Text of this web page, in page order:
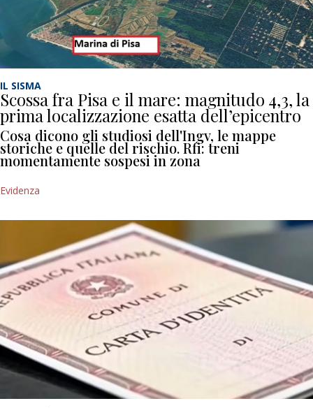
IL SISMA
Scossa fra Pisa e il mare: magnitudo 4,3, la
prima localizzazione esatta dell’epicentro
Cosa dicono gli studiosi dell'Ingv, le mappe
storiche e quelle del rischio. Rfi: treni
momentamente sospesi in zona
Evidenza